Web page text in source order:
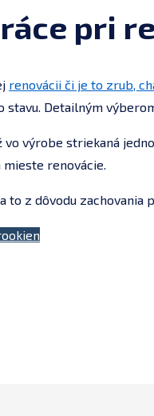
pri
renovácii či je to zrub,
stavu. Detailným
vo výrobe striekaná
renovácie.
to z dôvodu